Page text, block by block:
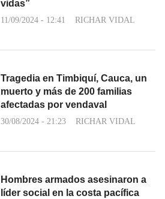
vidas”
11/09/2024 - 12:41 RICHAR VIDAL
Tragedia en Timbiquí, Cauca, un
muerto y más de 200 familias
afectadas por vendaval
30/08/2024 - 21:23 RICHAR VIDAL
Hombres armados asesinaron a
líder social en la costa pacífica